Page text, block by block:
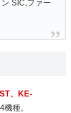
SIC,ファー
、
KE-
機種。